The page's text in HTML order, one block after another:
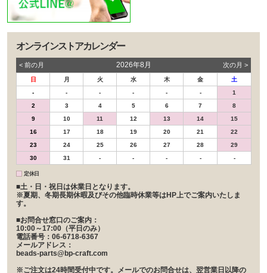
オンラインストアカレンダー
< 前の⽉ 2026年8月 次の⽉ >
日 月 火 水 木 金
土
-
- - - - -
1
2
3 4 5 6 7
8
9
10 11 12 13 14
15
16
17 18 19 20 21
22
23
24 25 26 27 28
29
30
31 - - - - -
定休日
■土・日・祝日は休業日となります。
※夏期、冬期長期休暇及びその他臨時休業等はHP上でご案内いたしま
す。
■お問合せ窓口のご案内：
10:00～17:00（平日のみ）
電話番号：06-6718-6367
メールアドレス：
beads-parts@bp-craft.com
※ご注文は24時間受付中です。メールでのお問合せは、翌営業日以降の